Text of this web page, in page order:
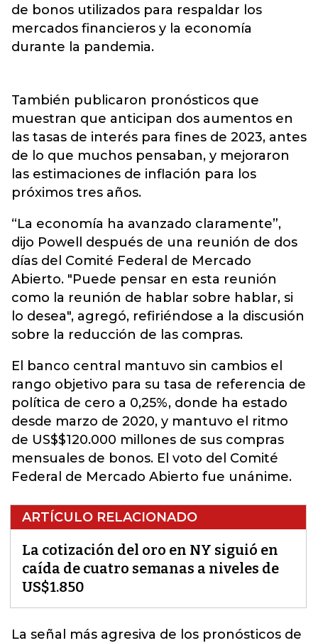
de bonos utilizados para respaldar los
mercados financieros y la economía
durante la pandemia.
También publicaron pronósticos que
muestran que anticipan dos aumentos en
las tasas de interés para fines de 2023, antes
de lo que muchos pensaban, y mejoraron
las estimaciones de inflación para los
próximos tres años.
“La economía ha avanzado claramente”,
dijo Powell después de una reunión de dos
días del Comité Federal de Mercado
Abierto. "Puede pensar en esta reunión
como la reunión de hablar sobre hablar, si
lo desea", agregó, refiriéndose a la discusión
sobre la reducción de las compras.
El banco central mantuvo sin cambios el
rango objetivo para su tasa de referencia de
política de cero a 0,25%, donde ha estado
desde marzo de 2020, y mantuvo el ritmo
de US$$120.000 millones de sus compras
mensuales de bonos. El voto del Comité
Federal de Mercado Abierto fue unánime.
ARTÍCULO RELACIONADO
La cotización del oro en NY siguió en
caída de cuatro semanas a niveles de
US$1.850
La señal más agresiva de los pronósticos de